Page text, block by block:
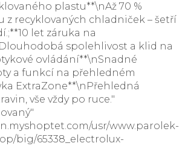
plastu**\nAž 70 %
recyklovaných chladniček – šetří
let záruka na
spolehlivost a klid na
ovládání**\nSnadné
a funkcí na přehledném
ExtraZone**\nPřehledná
vše vždy po ruce."
usr/www.parolek-
big/65338_electrolux-